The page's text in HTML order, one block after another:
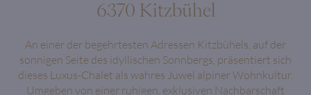
6370 Kitzbühel
An einer der begehrtesten Adressen Kitzbühels, auf der
sonnigen Seite des idyllischen Sonnbergs, präsentiert sich
dieses Luxus-Chalet als wahres Juwel alpiner Wohnkultur.
Umgeben von einer ruhigen, exklusiven Nachbarschaft